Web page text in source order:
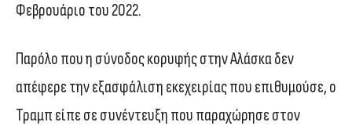
Φεβρουάριο του 2022.
Παρόλο που η σύνοδος κορυφής στην Αλάσκα δεν
απέφερε την εξασφάλιση εκεχειρίας που επιθυμούσε, ο
Τραμπ είπε σε συνέντευξη που παραχώρησε στον